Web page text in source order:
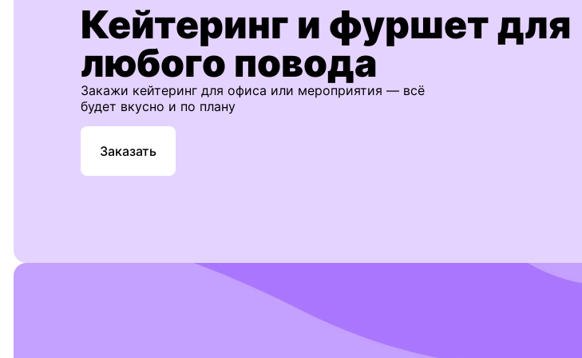
Кейтеринг и фуршет для
любого повода
Закажи кейтеринг для офиса или мероприятия — всё
будет вкусно и по плану
Заказать